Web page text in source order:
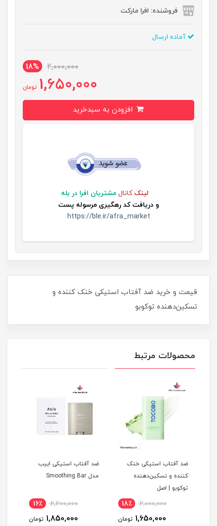
فروشنده: افرا مارکت
آماده ارسال
2,000,000
18%
1,650,000 تومان
لینک کانال مشتریان افرا در بله
و دریافت کد رهگیری مرسوله پست
https://ble.ir/afra_market
قیمت و خرید ضد آفتاب استیکی خنک کننده و
تسکین‌دهنده توکوبو
محصولات مرتبط
ضد آفتاب استیکی خنک
کننده و تسکین‌دهنده
توکوبو‌‌ | اصل
2,000,000 18٪
1,650,000 تومان
ضد آفتاب استیکی ابیب
مدل Smoothing Bar
2,200,000 16٪
1,850,000 تومان